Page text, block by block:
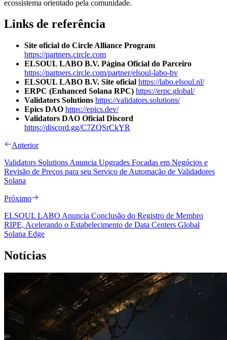
ecossistema orientado pela comunidade.
Links de referência
Site oficial do Circle Alliance Program
https://partners.circle.com
ELSOUL LABO B.V. Página Oficial do Parceiro
https://partners.circle.com/partner/elsoul-labo-bv
ELSOUL LABO B.V. Site oficial https://labo.elsoul.nl/
ERPC (Enhanced Solana RPC) https://erpc.global/
Validators Solutions https://validators.solutions/
Epics DAO https://epics.dev/
Validators DAO Oficial Discord
https://discord.gg/C7ZQSrCkYR
Anterior
Validators Solutions Anuncia Upgrades Focadas em Negócios e
Revisão de Preços para seu Serviço de Automação de Validadores
Solana
Próximo
ELSOUL LABO Anuncia Conclusão do Registro de Membro
RIPE, Acelerando o Estabelecimento de Data Centers Global
Solana Edge
Notícias